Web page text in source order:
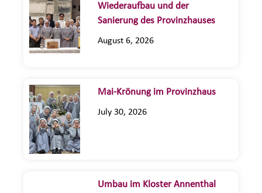
Wiederaufbau und der
Sanierung des Provinzhauses
August 6, 2026
Mai-Krönung im Provinzhaus
July 30, 2026
Umbau im Kloster Annenthal